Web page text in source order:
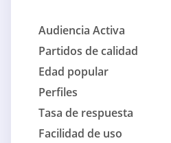
Audiencia Activa
Partidos de calidad
Edad popular
Perfiles
Tasa de respuesta
Facilidad de uso